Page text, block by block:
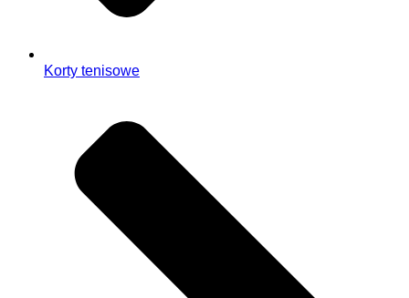
Korty tenisowe